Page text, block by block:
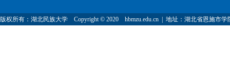
版权所有：湖北民族大学 Copyright © 2020 hbmzu.edu.cn | 地址：湖北省恩施